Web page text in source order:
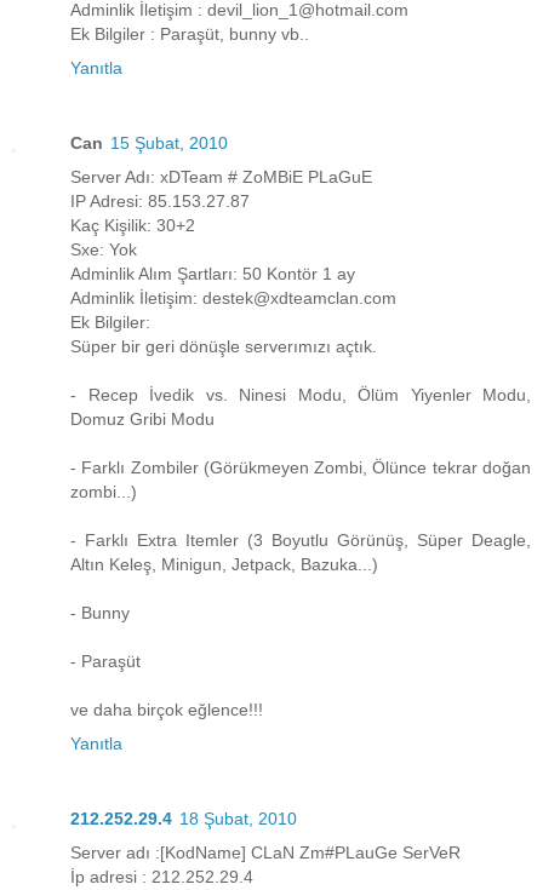
Adminlik İletişim : devil_lion_1@hotmail.com
Ek Bilgiler : Paraşüt, bunny vb..
Yanıtla
Can 15 Şubat, 2010
Server Adı: xDTeam # ZoMBiE PLaGuE
IP Adresi: 85.153.27.87
Kaç Kişilik: 30+2
Sxe: Yok
Adminlik Alım Şartları: 50 Kontör 1 ay
Adminlik İletişim: destek@xdteamclan.com
Ek Bilgiler:
Süper bir geri dönüşle serverımızı açtık.
- Recep İvedik vs. Ninesi Modu, Ölüm Yiyenler Modu,
Domuz Gribi Modu
- Farklı Zombiler (Görükmeyen Zombi, Ölünce tekrar doğan
zombi...)
- Farklı Extra Itemler (3 Boyutlu Görünüş, Süper Deagle,
Altın Keleş, Minigun, Jetpack, Bazuka...)
- Bunny
- Paraşüt
ve daha birçok eğlence!!!
Yanıtla
212.252.29.4 18 Şubat, 2010
Server adı :[KodName] CLaN Zm#PLauGe SerVeR
İp adresi : 212.252.29.4